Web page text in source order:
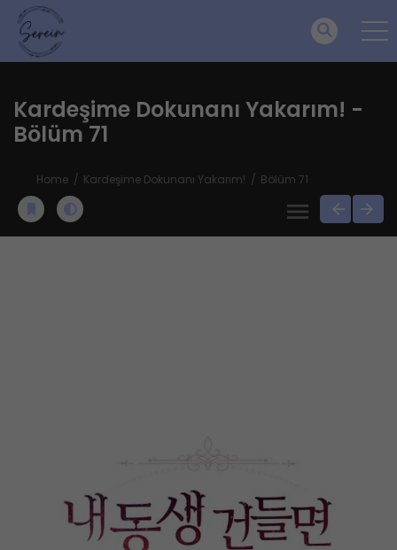
Kardeşime Dokunanı Yakarım! -
Bölüm 71
Home Kardeşime Dokunanı Yakarım! Bölüm 71